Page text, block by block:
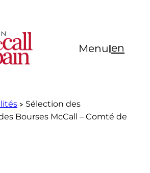
Menu|en
Sélection des
Bourses McCall – Comté de